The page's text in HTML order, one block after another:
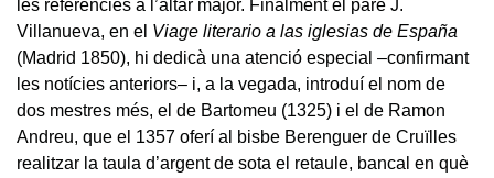
les referències a l’altar major. Finalment el pare J.
Villanueva, en el Viage literario a las iglesias de España
(Madrid 1850), hi dedicà una atenció especial –confirmant
les notícies anteriors– i, a la vegada, introduí el nom de
dos mestres més, el de Bartomeu (1325) i el de Ramon
Andreu, que el 1357 oferí al bisbe Berenguer de Cruïlles
realitzar la taula d’argent de sota el retaule, bancal en què